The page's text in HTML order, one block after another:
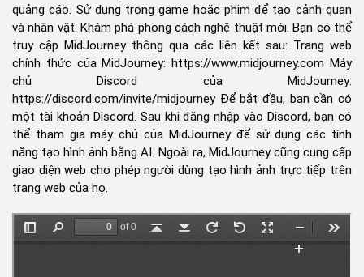
quảng cáo. Sử dụng trong game hoặc phim để tạo cảnh quan
và nhân vật. Khám phá phong cách nghệ thuật mới. Bạn có thể
truy cập MidJourney thông qua các liên kết sau: Trang web
chính thức của MidJourney: https://www.midjourney.com Máy
chủ Discord của MidJourney:
https://discord.com/invite/midjourney Để bắt đầu, bạn cần có
một tài khoản Discord. Sau khi đăng nhập vào Discord, bạn có
thể tham gia máy chủ của MidJourney để sử dụng các tính
năng tạo hình ảnh bằng AI. Ngoài ra, MidJourney cũng cung cấp
giao diện web cho phép người dùng tạo hình ảnh trực tiếp trên
trang web của họ.